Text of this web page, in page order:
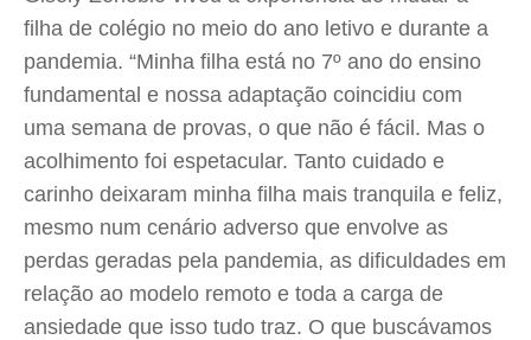
filha de colégio no meio do ano letivo e durante a
pandemia. “Minha filha está no 7º ano do ensino
fundamental e nossa adaptação coincidiu com
uma semana de provas, o que não é fácil. Mas o
acolhimento foi espetacular. Tanto cuidado e
carinho deixaram minha filha mais tranquila e feliz,
mesmo num cenário adverso que envolve as
perdas geradas pela pandemia, as dificuldades em
relação ao modelo remoto e toda a carga de
ansiedade que isso tudo traz. O que buscávamos